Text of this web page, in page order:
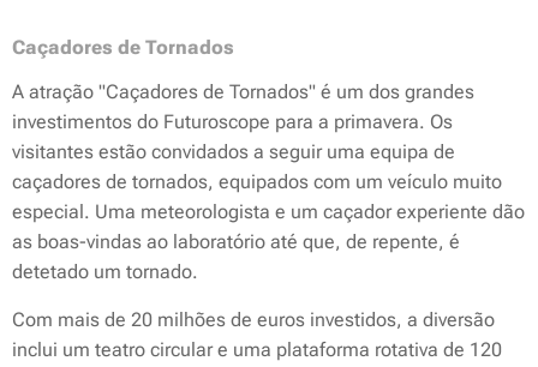
Caçadores de Tornados
A atração "Caçadores de Tornados" é um dos grandes
investimentos do Futuroscope para a primavera. Os
visitantes estão convidados a seguir uma equipa de
caçadores de tornados, equipados com um veículo muito
especial. Uma meteorologista e um caçador experiente dão
as boas-vindas ao laboratório até que, de repente, é
detetado um tornado.
Com mais de 20 milhões de euros investidos, a diversão
inclui um teatro circular e uma plataforma rotativa de 120